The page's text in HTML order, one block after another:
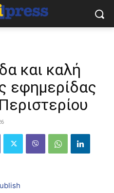
και καλή
εφημερίδας